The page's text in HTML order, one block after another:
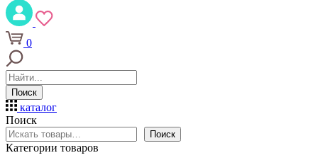
0
Поиск
каталог
Поиск
Поиск
Категории товаров